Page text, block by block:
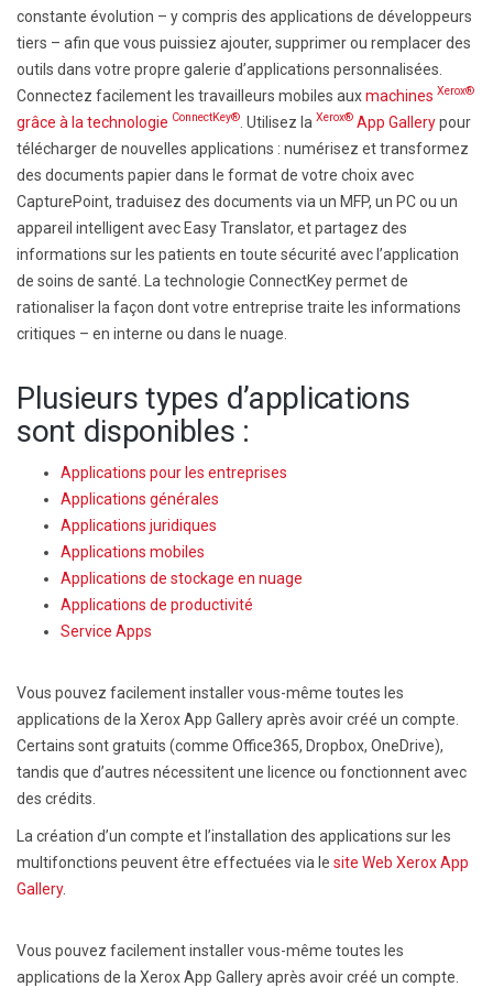
constante évolution – y compris des applications de développeurs
tiers – afin que vous puissiez ajouter, supprimer ou remplacer des
outils dans votre propre galerie d’applications personnalisées.
Connectez facilement les travailleurs mobiles auxmachines Xerox®
grâce à la technologie ConnectKey® . Utilisez la Xerox® App Gallerypour
télécharger de nouvelles applications : numérisez et transformez
des documents papier dans le format de votre choix avec
CapturePoint, traduisez des documents via un MFP, un PC ou un
appareil intelligent avec Easy Translator, et partagez des
informations sur les patients en toute sécurité avec l’application
de soins de santé. La technologie ConnectKey permet de
rationaliser la façon dont votre entreprise traite les informations
critiques – en interne ou dans le nuage.
Plusieurs types d’applications
sont disponibles :
Applications pour les entreprises
Applications générales
Applications juridiques
Applications mobiles
Applications de stockage en nuage
Applications de productivité
Service Apps
Vous pouvez facilement installer vous-même toutes les
applications de la Xerox App Gallery après avoir créé un compte.
Certains sont gratuits (comme Office365, Dropbox, OneDrive),
tandis que d’autres nécessitent une licence ou fonctionnent avec
des crédits.
La création d’un compte et l’installation des applications sur les
multifonctions peuvent être effectuées via le site Web Xerox App
Gallery.
Vous pouvez facilement installer vous-même toutes les
applications de la Xerox App Gallery après avoir créé un compte.